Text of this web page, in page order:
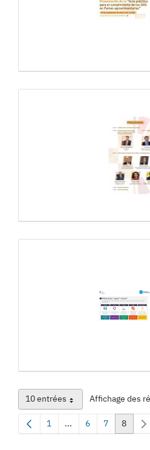
10 entrées
Par page Affichage des
Page
1 ...Pages intermédiaires
Page
6 Page
7 Page
8